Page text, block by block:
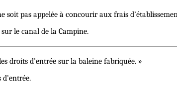
pas appelée à concourir aux frais
le canal de la Campine.
droits d’entrée sur la baleine fabriquée. »